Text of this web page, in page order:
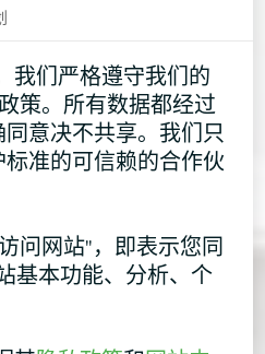
我们严格遵守我们的
策。所有数据都经过
意决不共享。我们只
准的可信赖的合作伙
问网站"，即表示您同
基本功能、分析、个